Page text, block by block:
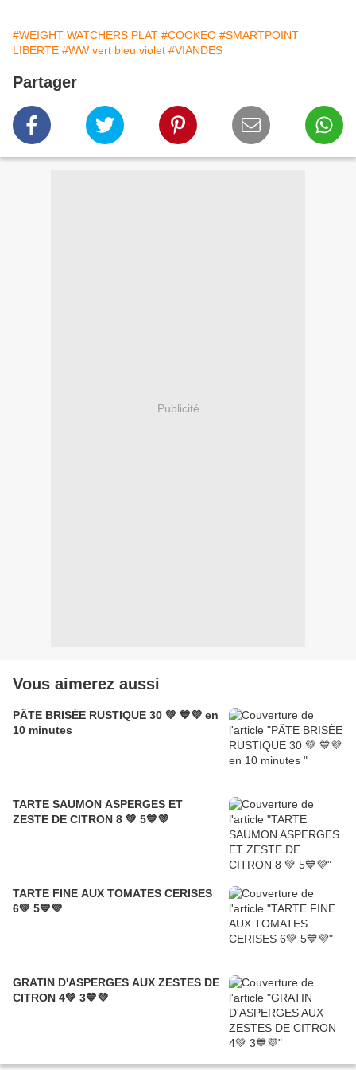
#WEIGHT WATCHERS PLAT #COOKEO #SMARTPOINT
LIBERTE #WW vert bleu violet #VIANDES
Partager
Publicité
Vous aimerez aussi
PÂTE BRISÉE RUSTIQUE 30 💚 💙💜 en
10 minutes
TARTE SAUMON ASPERGES ET
ZESTE DE CITRON 8 💚 5💙💜
TARTE FINE AUX TOMATES CERISES
6💚 5💙💜
GRATIN D'ASPERGES AUX ZESTES DE
CITRON 4💚 3💙💜